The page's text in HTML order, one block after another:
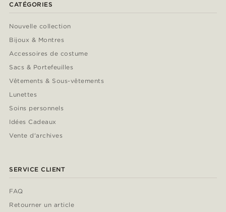
CATÉGORIES
Nouvelle collection
Bijoux & Montres
Accessoires de costume
Sacs & Portefeuilles
Vêtements & Sous-vêtements
Lunettes
Soins personnels
Idées Cadeaux
Vente d'archives
SERVICE CLIENT
FAQ
Retourner un article